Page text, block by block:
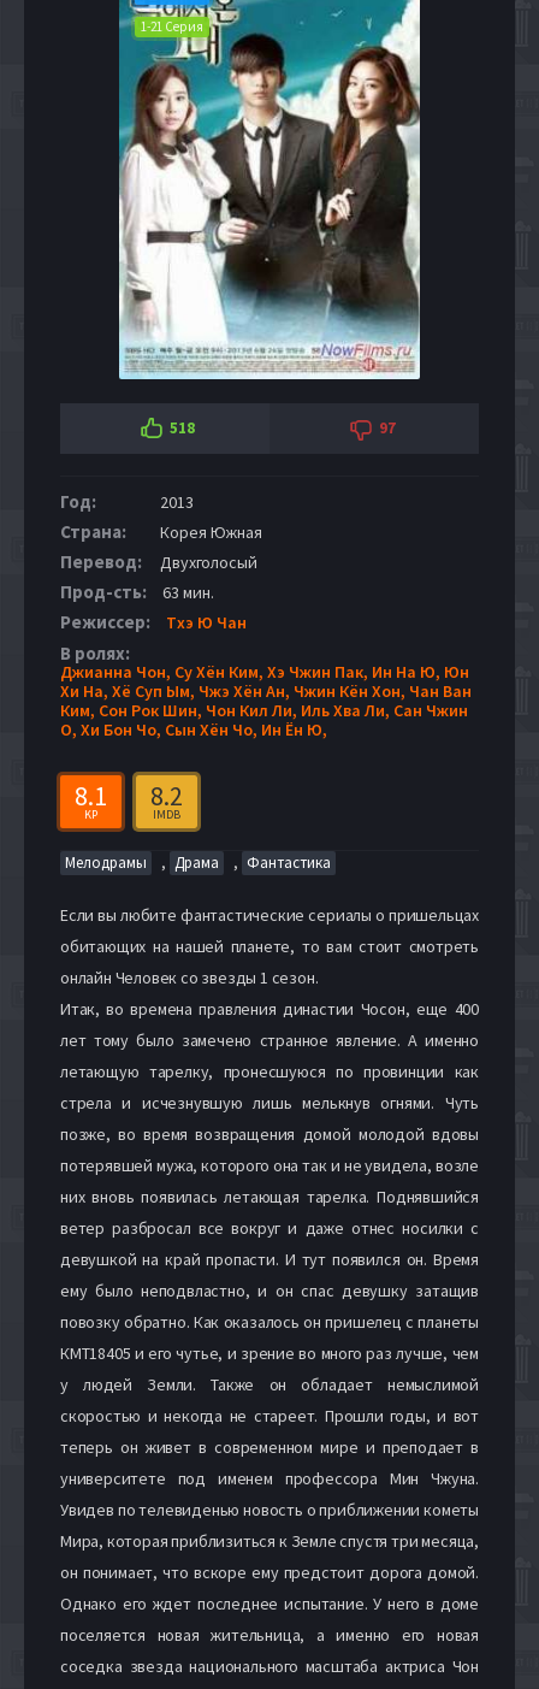
1-21 Серия
518 97
Год: 2013
Страна: Корея Южная
Перевод: Двухголосый
Прод-сть: 63 мин.
Режиссер: Тхэ Ю Чан
В ролях:
Джианна Чон, Су Хён Ким, Хэ Чжин Пак, Ин На Ю, Юн
Хи На, Хё Суп Ым, Чжэ Хён Ан, Чжин Кён Хон, Чан Ван
Ким, Сон Рок Шин, Чон Кил Ли, Иль Хва Ли, Сан Чжин
О, Хи Бон Чо, Сын Хён Чо, Ин Ён Ю,
8.1
KP
8.2
IMDB
Мелодрамы , Драма , Фантастика
Если вы любите фантастические сериалы о пришельцах
обитающих на нашей планете, то вам стоит смотреть
онлайн Человек со звезды 1 сезон.
Итак, во времена правления династии Чосон, еще 400
лет тому было замечено странное явление. А именно
летающую тарелку, пронесшуюся по провинции как
стрела и исчезнувшую лишь мелькнув огнями. Чуть
позже, во время возвращения домой молодой вдовы
потерявшей мужа, которого она так и не увидела, возле
них вновь появилась летающая тарелка. Поднявшийся
ветер разбросал все вокруг и даже отнес носилки с
девушкой на край пропасти. И тут появился он. Время
ему было неподвластно, и он спас девушку затащив
повозку обратно. Как оказалось он пришелец с планеты
КМТ18405 и его чутье, и зрение во много раз лучше, чем
у людей Земли. Также он обладает немыслимой
скоростью и некогда не стареет. Прошли годы, и вот
теперь он живет в современном мире и преподает в
университете под именем профессора Мин Чжуна.
Увидев по телевиденью новость о приближении кометы
Мира, которая приблизиться к Земле спустя три месяца,
он понимает, что вскоре ему предстоит дорога домой.
Однако его ждет последнее испытание. У него в доме
поселяется новая жительница, а именно его новая
соседка звезда национального масштаба актриса Чон